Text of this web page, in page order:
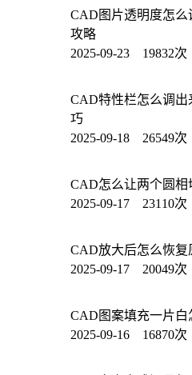
CAD图片透明度怎
攻略
2025-09-23 19832次
CAD特性栏怎么调
巧
2025-09-18 26549次
CAD怎么让两个圆
2025-09-17 23110次
CAD放大后怎么恢复
2025-09-17 20049次
CAD图案填充一片白
2025-09-16 16870次